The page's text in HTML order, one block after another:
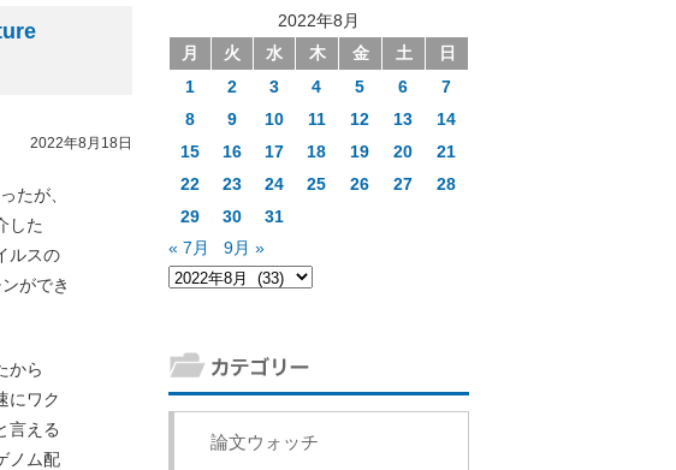
2022年8月18日
たが、
した
ルスの
ができ
から
にワク
言える
ノム配
2022年8月
月
火 水 木 金 土
日
1
2 3 4 5 6
7
8
9 10 11 12 13
14
15
16 17 18 19 20
21
22
23 24 25 26 27
28
29
30
31
« 7月
9月 »
論文ウォッチ